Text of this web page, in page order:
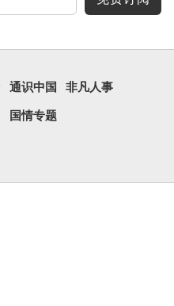
通识中国 非凡人事
国情专题